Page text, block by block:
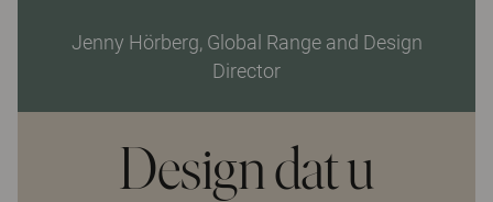
Jenny Hörberg, Global Range and Design
Director
Design dat u